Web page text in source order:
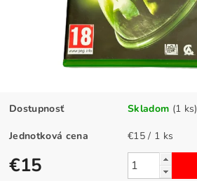
Dostupnosť Skladom (1 ks)
Jednotková cena €15 / 1 ks
€15